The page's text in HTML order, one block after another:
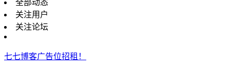
全部动态
关注用户
关注论坛
七七博客广告位招租！